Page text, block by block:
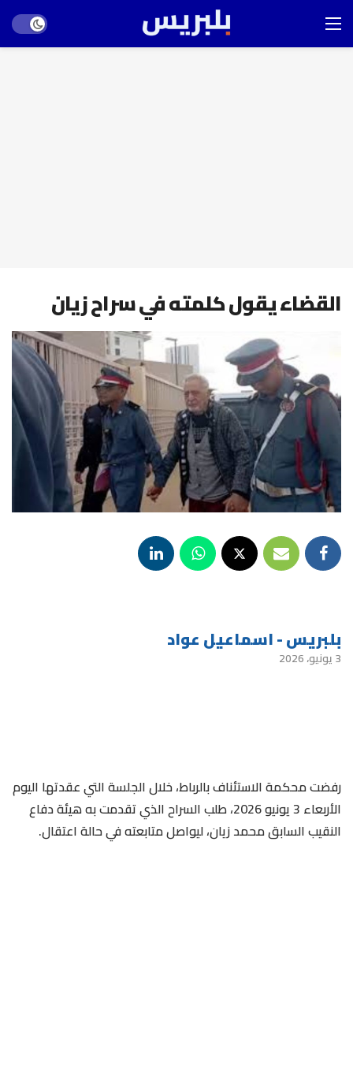
mode
القضاء يقول كلمته في سراح زيان
بلبريس - اسماعيل عواد
3 يونيو، 2026
رفضت محكمة الاستئناف بالرباط، خلال الجلسة التي عقدتها اليوم
الأربعاء 3 يونيو 2026، طلب السراح الذي تقدمت به هيئة دفاع
النقيب السابق محمد زيان، ليواصل متابعته في حالة اعتقال.